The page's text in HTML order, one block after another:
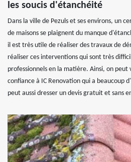
les soucis d'étanchéité
Dans la ville de Pezuls et ses environs, un
de maisons se plaignent du manque
il est très utile de réaliser des travaux de
réaliser ces interventions qui sont très
professionnels en la matière. Ainsi, on peut
confiance à IC Renovation qui a beaucoup
peut aussi dresser un devis gratuit et sans